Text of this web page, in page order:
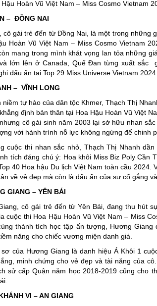
Hoàn Vũ Việt Nam – Miss Cosmo Vietnam
– ĐỒNG NAI
cô gái trẻ đến từ Đồng Nai, là một trong những
Hoàn Vũ Việt Nam – Miss Cosmo Vietnam
mang trong mình khát vọng lan tỏa những
lớn lên ở Canada, Quế Đan từng xuất sắc
dấu ấn tại Top 29 Miss Universe Vietnam 2024.
– VĨNH LONG
niềm tự hào của dân tộc Khmer, Thạch Thị
định bản thân tại Hoa Hậu Hoàn Vũ Việt
cô gái sinh năm 2003 lại sở hữu nhan
với hành trình nỗ lực không ngừng để chinh
cuộc thi nhan sắc nhỏ, Thạch Thị Nhanh
tích đáng chú ý: Hoa khôi Miss Biz Poly Cần
40 Hoa hậu Du lịch Việt Nam toàn cầu 2024.
về vẻ đẹp mà còn là dấu ấn của sự cố gắng
GIANG – YÊN BÁI
cô gái trẻ đến từ Yên Bái, đang thu hút
cuộc thi Hoa Hậu Hoàn Vũ Việt Nam – Miss
thành tích học tập ấn tượng, Hương Giang
năng cho chiếc vương miện danh giá.
của Hương Giang là danh hiệu Á Khôi 1
minh chứng cho vẻ đẹp và tài năng của
sử cấp Quận năm học 2018-2019 cũng cho
VI – AN GIANG